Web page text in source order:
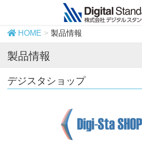
HOME 製品情報
製品情報
デジスタショップ